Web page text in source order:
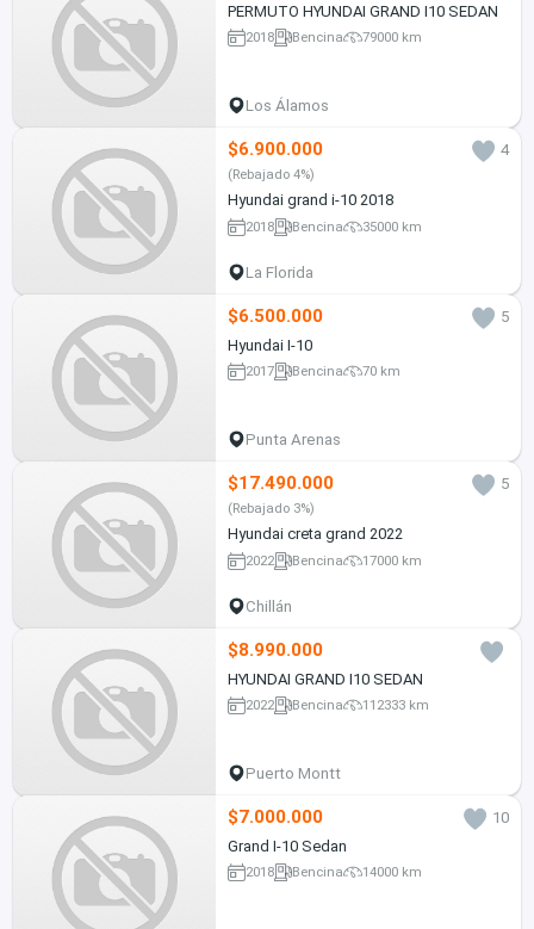
PERMUTO HYUNDAI GRAND I10 SEDAN
2018 Bencina 79000 km
Los Álamos
$6.900.000 4
(Rebajado 4%)
Hyundai grand i-10 2018
2018 Bencina 35000 km
La Florida
$6.500.000
5
Hyundai I-10
2017 Bencina 70 km
Punta Arenas
$17.490.000 5
(Rebajado 3%)
Hyundai creta grand 2022
2022 Bencina 17000 km
Chillán
$8.990.000
HYUNDAI GRAND I10 SEDAN
2022 Bencina 112333 km
Puerto Montt
$7.000.000
10
Grand I-10 Sedan
2018 Bencina 14000 km